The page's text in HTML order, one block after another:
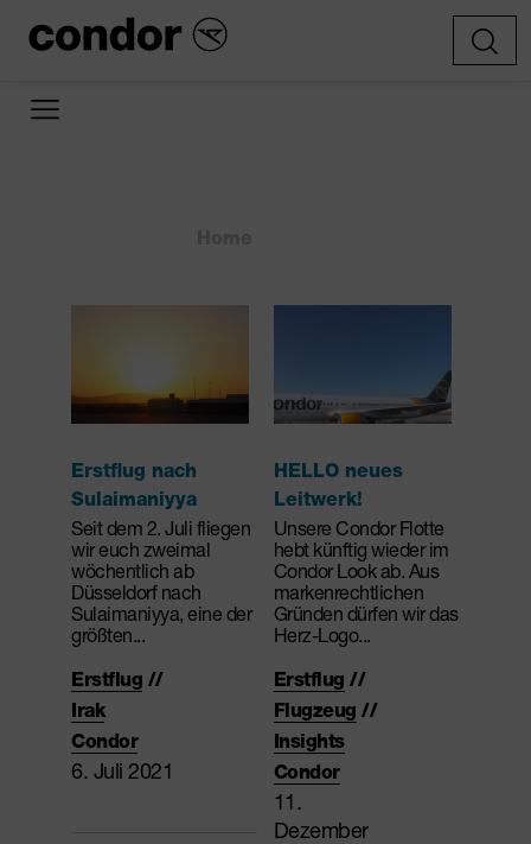
Erstflug nach
Sulaimaniyya
Seit dem 2. Juli fliegen
wir euch zweimal
wöchentlich ab
Düsseldorf nach
Sulaimaniyya, eine der
größten...
Erstflug //
Irak
Condor
6. Juli 2021
HELLO neues
Leitwerk!
Unsere Condor Flotte
hebt künftig wieder im
Condor Look ab. Aus
markenrechtlichen
Gründen dürfen wir das
Herz-Logo...
Erstflug //
Flugzeug //
Insights
Condor
11.
Dezember